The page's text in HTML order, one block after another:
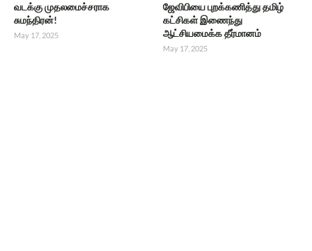
வடக்கு முதலமைச்சராக
சுமந்திரன்!
May 17, 2025
ஜேவிபியை புறக்கணித்து தமிழ்
கட்சிகள் இணைந்து
ஆட்சியமைக்க தீர்மானம்
May 17, 2025